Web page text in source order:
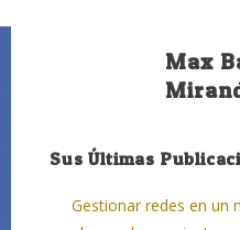
Max
Sus Últimas
Gestionar redes en un